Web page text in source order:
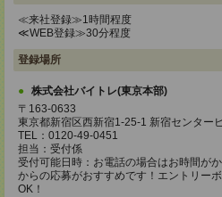
≪来社登録≫1時間程度
≪WEB登録≫30分程度
登録場所
株式会社バイトレ(東京本部)
〒163-0633
東京都新宿区西新宿1-25-1 新宿センター
TEL：0120-49-0451
担当：受付係
受付可能日時：お電話の場合はお時間が
からの応募がおすすめです！エントリー
OK！